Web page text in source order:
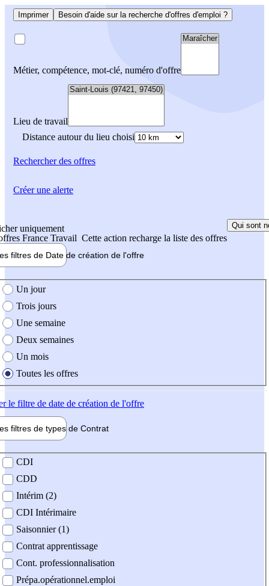
Imprimer Besoin d'aide sur la recherche d'offres d'emploi ?
Métier, compétence, mot-clé, numéro d'offre
Lieu de travail
Distance autour du lieu choisi
Rechercherdes offres
uniquement
France Travail Cette action recharge la liste des offres
Qui sont
filtres de Date de création de l'offre
création de l'offre
Un jour
Trois jours
Une semaine
Deux semaines
Un mois
Toutes les offres
le filtre de date de création de l'offre
filtres de types de Contrat
contrat
CDI
CDD
Intérim (2)
CDI Intérimaire
Saisonnier (1)
Contrat apprentissage
Cont. professionnalisation
Prépa.opérationnel.emploi
Créer une alerte